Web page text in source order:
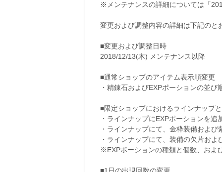
※メンテナンスの詳細については「
変更および調整内容の詳細は下記のと
■変更および調整日時
2018/12/13(木) メンテナンス以降
■通常ショップのアイテム表示順変更
・精錬石およびEXPポーションの並び
■限定ショップにおけるラインナップ
・ラインナップにEXPポーションを追
・ラインナップにて、金枠装備およ
・ラインナップにて、装備の欠片お
※EXPポーションの種類と個数、およ